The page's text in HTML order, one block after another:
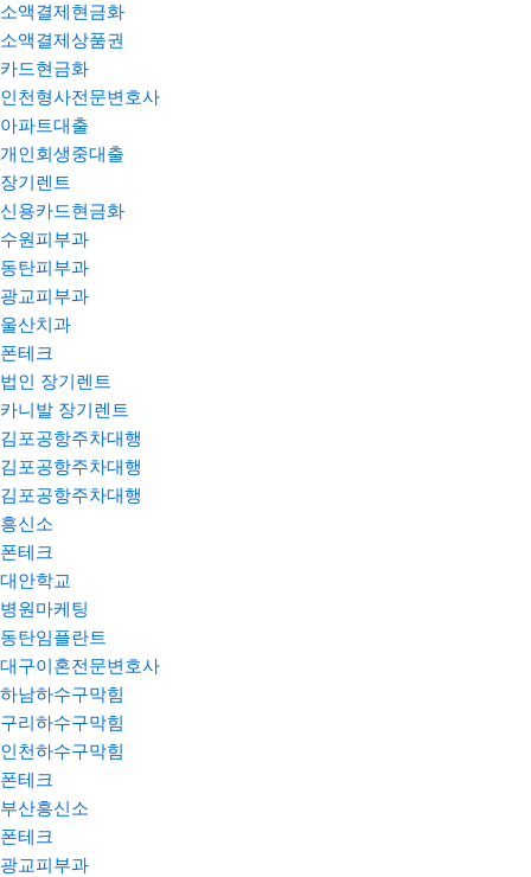
소액결제현금화
소액결제상품권
카드현금화
인천형사전문변호사
아파트대출
개인회생중대출
장기렌트
신용카드현금화
수원피부과
동탄피부과
광교피부과
울산치과
폰테크
법인 장기렌트
카니발 장기렌트
김포공항주차대행
김포공항주차대행
김포공항주차대행
흥신소
폰테크
대안학교
병원마케팅
동탄임플란트
대구이혼전문변호사
하남하수구막힘
구리하수구막힘
인천하수구막힘
폰테크
부산흥신소
폰테크
광교피부과